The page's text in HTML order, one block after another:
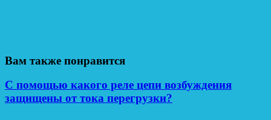
Вам также понравится
С помощью какого реле цепи возбуждения
защищены от тока перегрузки?